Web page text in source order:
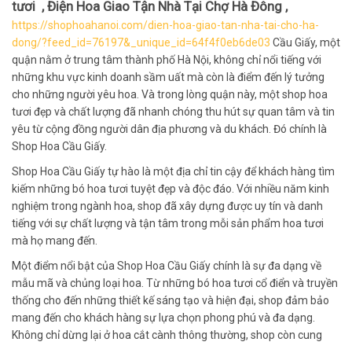
tươi , Điện Hoa Giao Tận Nhà Tại Chợ Hà Đông ,
https://shophoahanoi.com/dien-hoa-giao-tan-nha-tai-cho-ha-
dong/?feed_id=76197&_unique_id=64f4f0eb6de03 Cầu Giấy, một
quận nằm ở trung tâm thành phố Hà Nội, không chỉ nổi tiếng với
những khu vực kinh doanh sầm uất mà còn là điểm đến lý tưởng
cho những người yêu hoa. Và trong lòng quận này, một shop hoa
tươi đẹp và chất lượng đã nhanh chóng thu hút sự quan tâm và tin
yêu từ cộng đồng người dân địa phương và du khách. Đó chính là
Shop Hoa Cầu Giấy.
Shop Hoa Cầu Giấy tự hào là một địa chỉ tin cậy để khách hàng tìm
kiếm những bó hoa tươi tuyệt đẹp và độc đáo. Với nhiều năm kinh
nghiệm trong ngành hoa, shop đã xây dựng được uy tín và danh
tiếng với sự chất lượng và tận tâm trong mỗi sản phẩm hoa tươi
mà họ mang đến.
Một điểm nổi bật của Shop Hoa Cầu Giấy chính là sự đa dạng về
mẫu mã và chủng loại hoa. Từ những bó hoa tươi cổ điển và truyền
thống cho đến những thiết kế sáng tạo và hiện đại, shop đảm bảo
mang đến cho khách hàng sự lựa chọn phong phú và đa dạng.
Không chỉ dừng lại ở hoa cắt cành thông thường, shop còn cung